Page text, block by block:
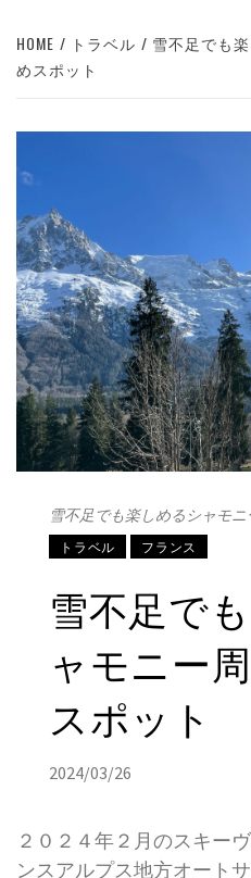
HOME トラベル
雪不足でも
めスポット
雪不足でも楽しめるシャモ
トラベル フランス
雪不足で
ャモニー
スポット
2024/03/26
２０２４年２月のスキー
ンスアルプス地方オート